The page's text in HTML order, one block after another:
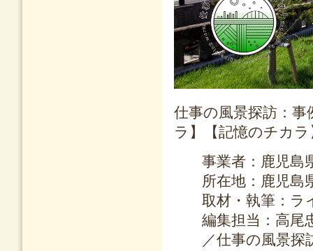
仕事の風景探訪：
ラ】【記憶のチカラ
事業者：鹿児島
所在地：鹿児島
取材・執筆：ラ
編集担当：高尾
／仕事の風景